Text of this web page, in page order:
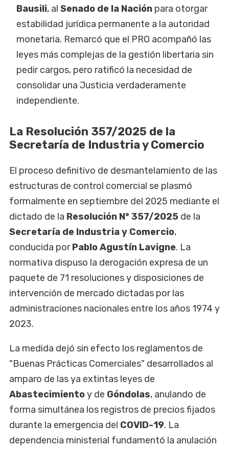
Bausili, alSenado de la Nación para otorgar
estabilidad jurídica permanente a la autoridad
monetaria. Remarcó que el PRO acompañó las
leyes más complejas de la gestión libertaria sin
pedir cargos, pero ratificó la necesidad de
consolidar una Justicia verdaderamente
independiente.
La Resolución 357/2025 de la
Secretaría de Industria y Comercio
El proceso definitivo de desmantelamiento de las
estructuras de control comercial se plasmó
formalmente en septiembre del 2025 mediante el
dictado de la Resolución N° 357/2025 de la
Secretaría de Industria y Comercio,
conducida porPablo Agustín Lavigne. La
normativa dispuso la derogación expresa de un
paquete de 71 resoluciones y disposiciones de
intervención de mercado dictadas por las
administraciones nacionales entre los años 1974 y
2023.
La medida dejó sin efecto los reglamentos de
"Buenas Prácticas Comerciales" desarrollados al
amparo de las ya extintas leyes de
Abastecimientoy de Góndolas, anulando de
forma simultánea los registros de precios fijados
durante la emergencia del COVID-19. La
dependencia ministerial fundamentó la anulación